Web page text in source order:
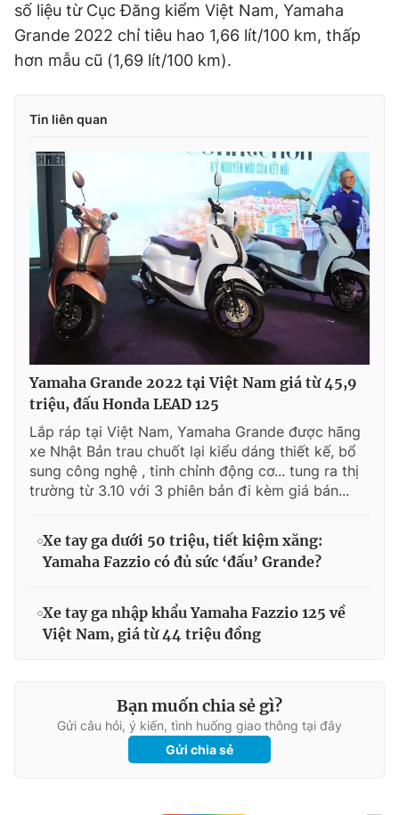
số liệu từ Cục Đăng kiểm Việt Nam, Yamaha
Grande 2022 chỉ tiêu hao 1,66 lít/100 km, thấp
hơn mẫu cũ (1,69 lít/100 km).
Tin liên quan
Yamaha Grande 2022 tại Việt Nam giá từ 45,9
triệu, đấu Honda LEAD 125
Lắp ráp tại Việt Nam, Yamaha Grande được hãng
xe Nhật Bản trau chuốt lại kiểu dáng thiết kế, bổ
sung công nghệ , tinh chỉnh động cơ... tung ra thị
trường từ 3.10 với 3 phiên bản đi kèm giá bán...
Xe tay ga dưới 50 triệu, tiết kiệm xăng:
Yamaha Fazzio có đủ sức ‘đấu’ Grande?
Xe tay ga nhập khẩu Yamaha Fazzio 125 về
Việt Nam, giá từ 44 triệu đồng
Bạn muốn chia sẻ gì?
Gửi câu hỏi, ý kiến, tình huống giao thông tại đây
Gửi chia sẻ